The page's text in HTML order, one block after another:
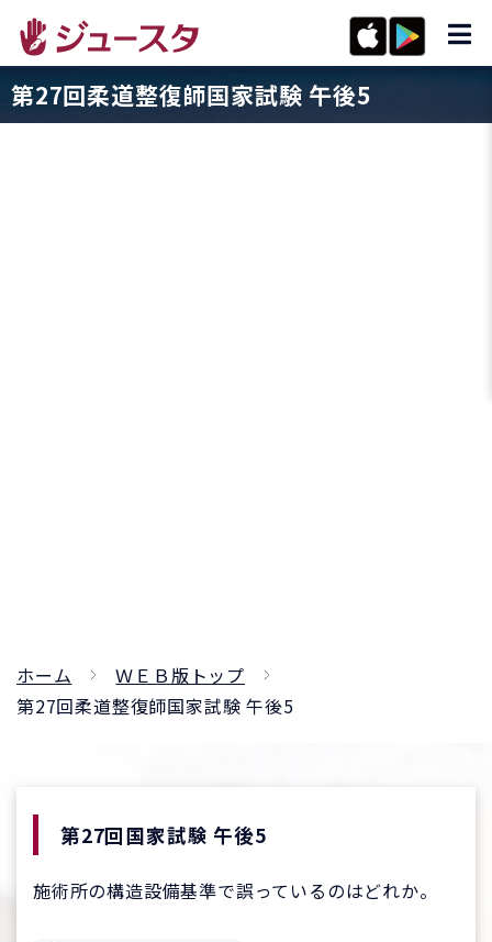
第27回柔道整復師国家試験 午後5
ホーム
ＷＥＢ版トップ
第27回柔道整復師国家試験 午後5
第27回国家試験 午後5
施術所の構造設備基準で誤っているのはどれか。